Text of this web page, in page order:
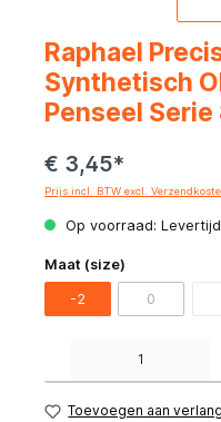
Raphael
Synthetisch
Penseel Serie
€ 3,45*
Prijs incl. BTW excl.
Op voorraad:
Maat (size)
-2 0
Toevoegen aan